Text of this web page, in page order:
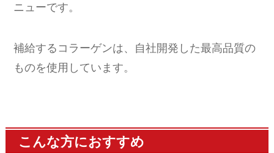
ニューです。
補給するコラーゲンは、自社開発した最高品質の
ものを使用しています。
こんな方におすすめ